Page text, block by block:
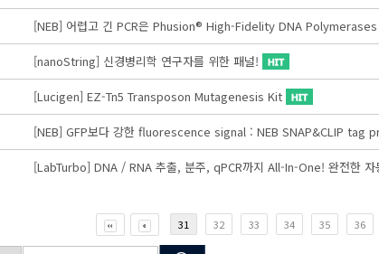
[NEB] 어렵고 긴 PCR은 Phusion® High-Fidelity DNA Polymerases
[nanoString] 신경병리학 연구자를 위한 패널!
[Lucigen] EZ-Tn5 Transposon Mutagenesis Kit
[NEB] GFP보다 강한 fluorescence signal : NEB SNAP&CLIP
[LabTurbo] DNA / RNA 추출, 분주, qPCR까지 All-In-One! 완전한 자
31 32 33 34 35 36